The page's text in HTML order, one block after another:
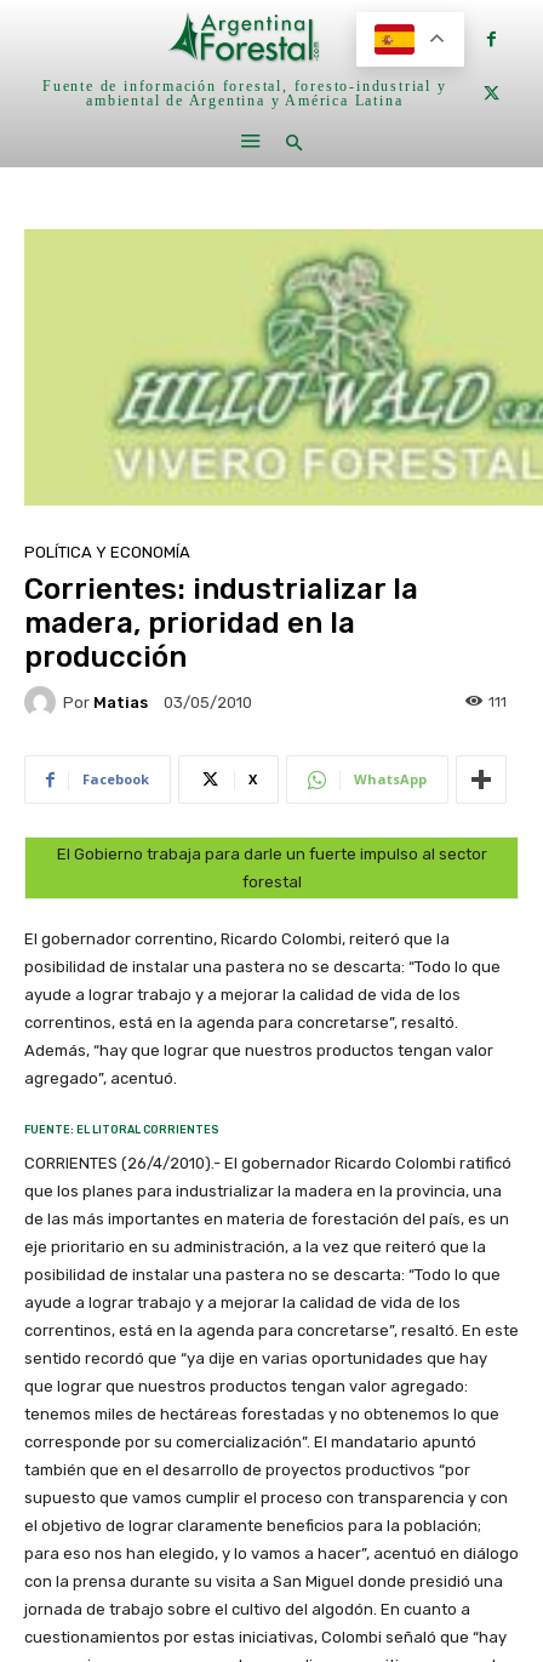
Fuente de información forestal, foresto-industrial y
ambiental de Argentina y América Latina
POLÍTICA Y ECONOMÍA
Corrientes: industrializar la
madera, prioridad en la
producción
Por Matias 03/05/2010 111
Facebook X WhatsApp
El Gobierno trabaja para darle un fuerte impulso al sector
forestal
El gobernador correntino, Ricardo Colombi, reiteró que la
posibilidad de instalar una pastera no se descarta: “Todo lo que
ayude a lograr trabajo y a mejorar la calidad de vida de los
correntinos, está en la agenda para concretarse”, resaltó.
Además, “hay que lograr que nuestros productos tengan valor
agregado”, acentuó.
FUENTE: EL LITORAL CORRIENTES
CORRIENTES (26/4/2010).- El gobernador Ricardo Colombi ratificó
que los planes para industrializar la madera en la provincia, una
de las más importantes en materia de forestación del país, es un
eje prioritario en su administración, a la vez que reiteró que la
posibilidad de instalar una pastera no se descarta: “Todo lo que
ayude a lograr trabajo y a mejorar la calidad de vida de los
correntinos, está en la agenda para concretarse”, resaltó. En este
sentido recordó que “ya dije en varias oportunidades que hay
que lograr que nuestros productos tengan valor agregado:
tenemos miles de hectáreas forestadas y no obtenemos lo que
corresponde por su comercialización”. El mandatario apuntó
también que en el desarrollo de proyectos productivos “por
supuesto que vamos cumplir el proceso con transparencia y con
el objetivo de lograr claramente beneficios para la población;
para eso nos han elegido, y lo vamos a hacer”, acentuó en diálogo
con la prensa durante su visita a San Miguel donde presidió una
jornada de trabajo sobre el cultivo del algodón. En cuanto a
cuestionamientos por estas iniciativas, Colombi señaló que “hay